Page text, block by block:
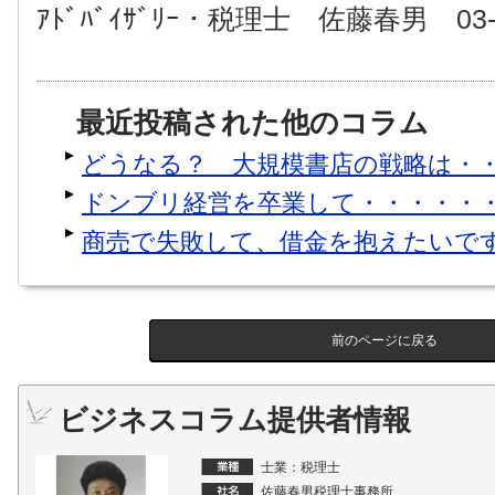
ｱﾄﾞﾊﾞｲｻﾞﾘｰ・税理士 佐藤春男
最近投稿された他のコラム
どうなる？ 大規模書店の戦略は・
ドンブリ経営を卒業して・・・・・
商売で失敗して、借金を抱えたいで
前のページに戻る
ビジネスコラム提供者情報
士業：税理士
佐藤春男税理士事務所